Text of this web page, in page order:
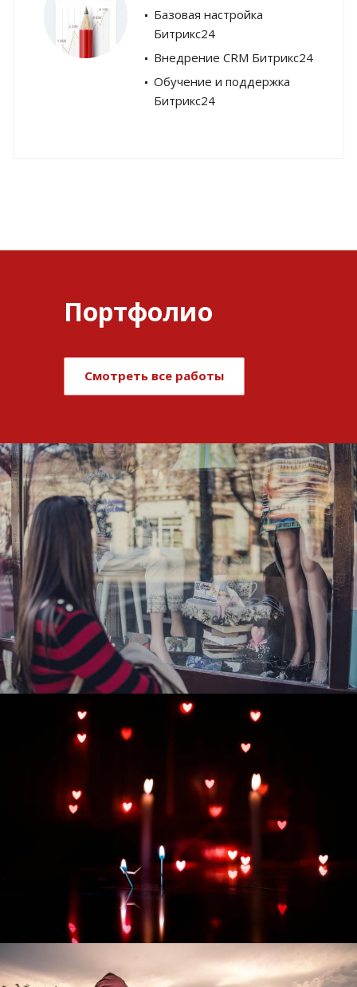
Базовая настройка
Битрикс24
Внедрение CRM Битрикс24
Обучение и поддержка
Битрикс24
Портфолио
Смотреть все работы
Развитие и поддержка интернет-
витрины StepClub
Смотреть проект
Развитие интернет-магазина "Всё для
праздника"
Смотреть проект